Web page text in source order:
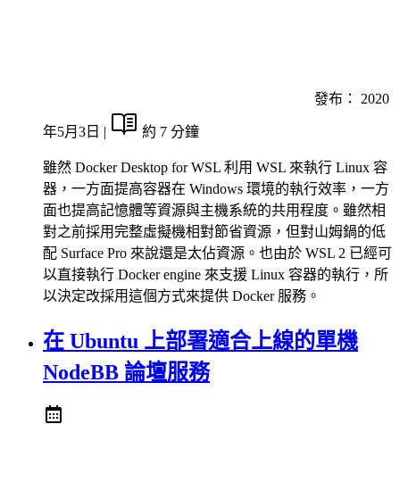
發布： 2020
年5月3日 | 約 7 分鐘
雖然 Docker Desktop for WSL 利用 WSL 來執行 Linux 容
器，一方面提高容器在 Windows 環境的執行效率，一方
面也提高記憶體等資源與主機系統的共用程度。雖然相
對之前採用完整虛擬機相對節省資源，但對山姆鍋的低
配 Surface Pro 來說還是太佔資源。也由於 WSL 2 已經可
以直接執行 Docker engine 來支援 Linux 容器的執行，所
以決定改採用這個方式來提供 Docker 服務。
在 Ubuntu 上部署適合上線的單機
NodeBB 論壇服務